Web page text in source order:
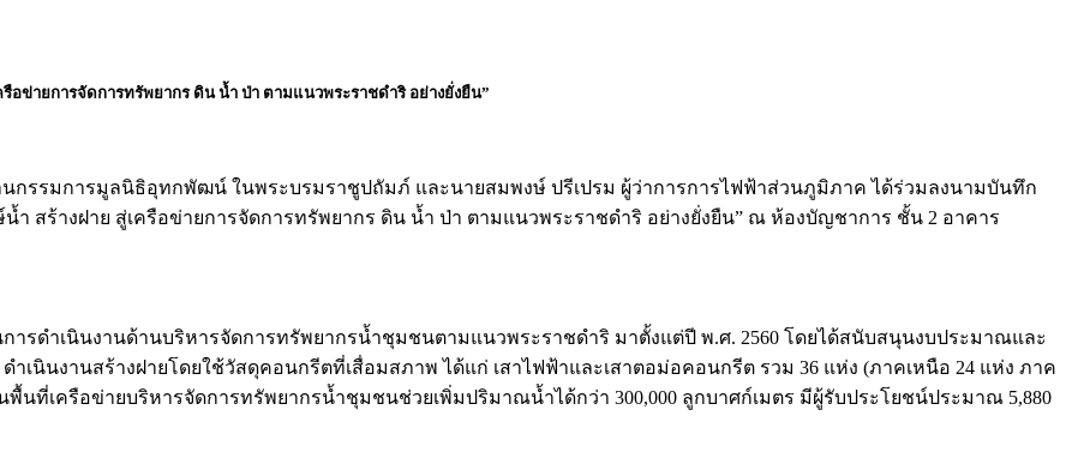
ข่ายการจัดการทรัพยากร ดิน น้ำ ป่า ตามแนวพระราชดำริ อย่างยั่งยืน”
านกรรมการมูลนิธิอุทกพัฒน์ ในพระบรมราชูปถัมภ์ และนายสมพงษ์ ปรีเปรม ผู้ว่าการการไฟฟ้าส่วนภูมิภาค ได้ร่วมลงนามบันทึก
สร้างฝาย สู่เครือข่ายการจัดการทรัพยากร ดิน น้ำ ป่า ตามแนวพระราชดำริ อย่างยั่งยืน” ณ ห้องบัญชาการ ชั้น 2 อาคาร
ดำเนินงานด้านบริหารจัดการทรัพยากรน้ำชุมชนตามแนวพระราชดำริ มาตั้งแต่ปี พ.ศ. 2560 โดยได้สนับสนุนงบประมาณและ
ดำเนินงานสร้างฝายโดยใช้วัสดุคอนกรีตที่เสื่อมสภาพ ได้แก่ เสาไฟฟ้าและเสาตอม่อคอนกรีต รวม 36 แห่ง (ภาคเหนือ 24 แห่ง ภาค
นที่เครือข่ายบริหารจัดการทรัพยากรน้ำชุมชนช่วยเพิ่มปริมาณน้ำได้กว่า 300,000 ลูกบาศก์เมตร มีผู้รับประโยชน์ประมาณ 5,880